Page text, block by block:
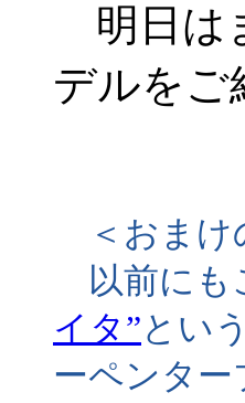
明日は
デルをご
＜おまけ
以前にも
イタ”とい
ーペンタ